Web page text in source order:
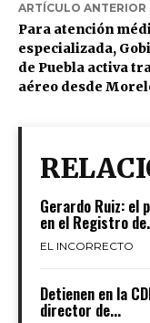
ARTÍCULO ANTERIOR
Para atención
especializada,
de Puebla activa
aéreo desde
Gerardo Ruiz:
en el Registro
EL INCORRECTO
Detienen en la
director de...